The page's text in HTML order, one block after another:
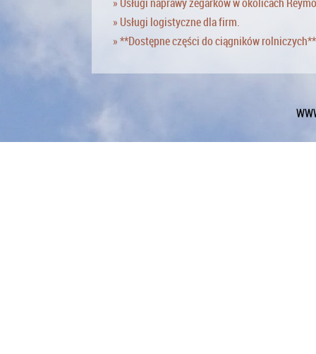
» Usługi logistyczne dla firm.
» **Dostępne części do ciągników rolniczych**